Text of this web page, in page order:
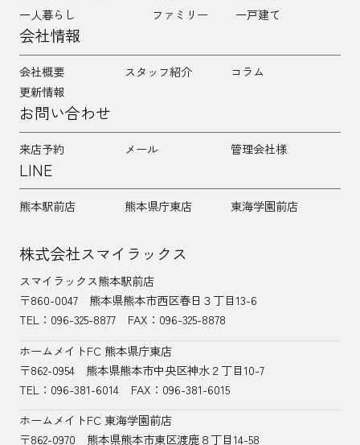
一人暮らし
ファミリー 一戸建て
会社情報
会社概要 スタッフ紹介
コラム
更新情報
お問い合わせ
来店予約 メール 管理会社様
LINE
熊本駅前店 熊本県庁東店 東海学園前店
株式会社スマイラックス
スマイラックス熊本駅前店
〒860-0047
熊本県熊本市西区春日３丁目13-6
TEL： 096-325-8877
FAX：096-325-8878
ホームメイトFC 熊本県庁東店
〒862-0954
熊本県熊本市中央区神水２丁目10-7
TEL：096-381-6014
FAX：096-381-6015
ホームメイトFC 東海学園前店
〒862-0970
熊本県熊本市東区渡鹿８丁目14-58